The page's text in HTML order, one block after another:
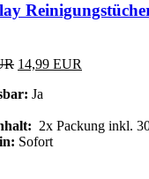
Ursprünglicher
war:
14,99 EUR
Ja
2x Packung inkl.
Sofort